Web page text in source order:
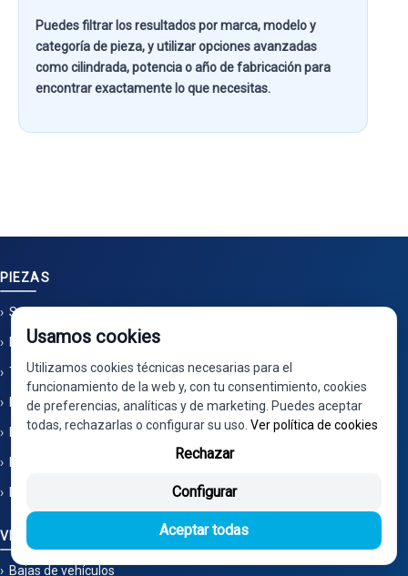
Puedes filtrar los resultados pormarca, modelo y
categoría de pieza, y utilizar opciones avanzadas
comocilindrada, potencia o año de fabricaciónpara
encontrar exactamente lo que necesitas.
PIEZAS
Solicitud de piezas
Limpieza por ultrasonidos
También nos encontrarás en Ecoparts
No vendemos en Wallapop - No tenemos tienda
Instrucciones montaje e instalación
VEHÍCULOS Y SERVICIOS
Bajas de vehículos
Usamos cookies
Utilizamos cookies técnicas necesarias para el
funcionamiento de la web y, con tu consentimiento, cookies
de preferencias, analíticas y de marketing. Puedes aceptar
todas, rechazarlas o configurar su uso. Ver política de cookies
Rechazar
Configurar
Aceptar todas